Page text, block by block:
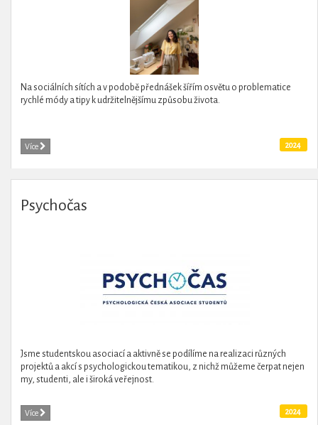
Na sociálních sítích a v podobě přednášek šířím osvětu o problematice
rychlé módy a tipy k udržitelnějšímu způsobu života.
Více 2024
Psychočas
Jsme studentskou asociací a aktivně se podílíme na realizaci různých
projektů a akcí s psychologickou tematikou, z nichž můžeme čerpat nejen
my, studenti, ale i široká veřejnost.
Více 2024